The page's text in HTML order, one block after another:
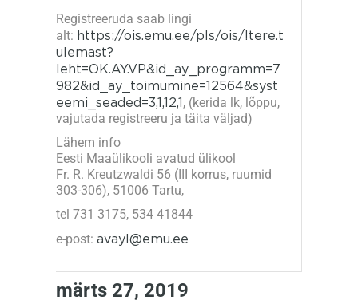
Registreeruda saab lingi
alt: https://ois.emu.ee/pls/ois/!tere.t
ulemast?
leht=OK.AY.VP&id_ay_programm=7
982&id_ay_toimumine=12564&syst
eemi_seaded=3,1,12,1, (kerida lk, lõppu,
vajutada registreeru ja täita väljad)
Lähem info
Eesti Maaülikooli avatud ülikool
Fr. R. Kreutzwaldi 56 (III korrus, ruumid
303-306), 51006 Tartu,
tel 731 3175, 534 41844
e-post: avayl@emu.ee
märts 27, 2019